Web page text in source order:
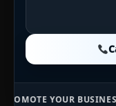
BUSINESS •CONTACT MB